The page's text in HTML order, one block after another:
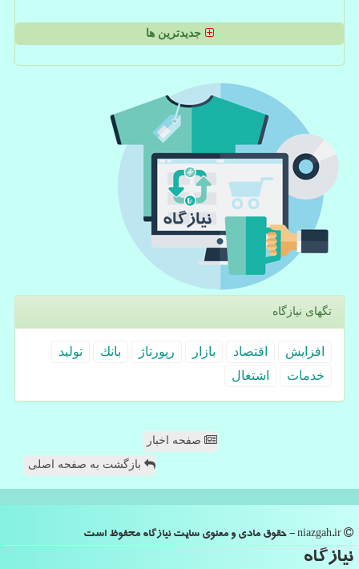
جدیدترین ها
تگهای نیازگاه
افزایش اقتصاد بازار رپورتاژ بانك
تولید
خدمات
اشتغال
صفحه اخبار
بازگشت به صفحه اصلی
نیازگاه